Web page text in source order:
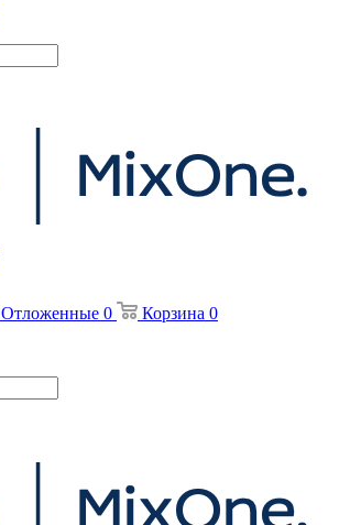
Отложенные 0 Корзина 0